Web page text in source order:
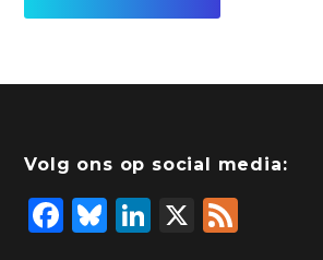
Volg ons op social media:
F
Bl
Li
X